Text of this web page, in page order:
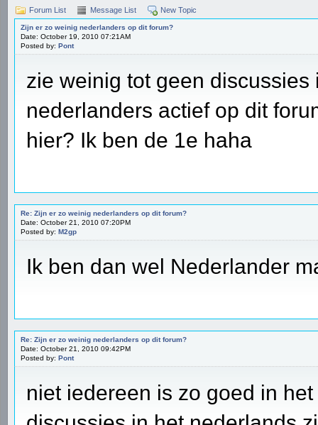
Forum List Message List New Topic
Zijn er zo weinig nederlanders op dit forum?
Date: October 19, 2010 07:21AM
Posted by: Pont
zie weinig tot geen
nederlanders actief op dit
hier? Ik ben de 1e haha
Re: Zijn er zo weinig nederlanders op dit forum?
Date: October 21, 2010 07:20PM
Posted by: M2gp
Ik ben dan wel Nederlander
Re: Zijn er zo weinig nederlanders op dit forum?
Date: October 21, 2010 09:42PM
Posted by: Pont
niet iedereen is zo goed in